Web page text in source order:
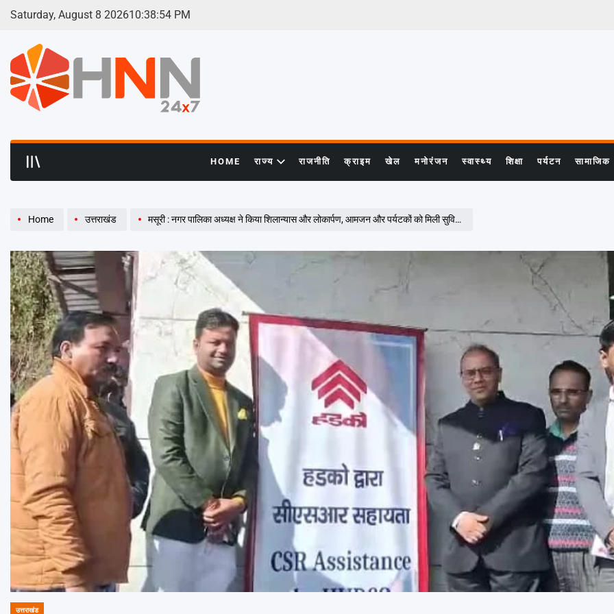
Skip
Saturday, August 8 202610:38:55 PM
HOME राज्य राजनीति क्राइम खेल मनोरंजन स्वास्थ्य शिक्षा पर्यटन सामाजिक
Home उत्तराखंड मसूरी : नगर पालिका अध्यक्ष ने किया शिलान्यास और लोकार्पण, आमजन और पर्यटकों को मिली सुविधा
उत्तराखंड